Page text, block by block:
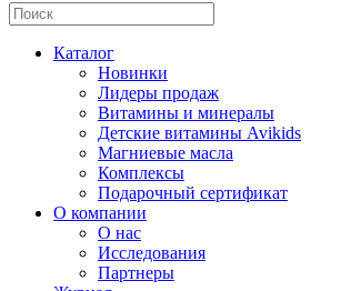
Каталог
Новинки
Лидеры продаж
Витамины и минералы
Детские витамины Avikids
Магниевые масла
Комплексы
Подарочный сертификат
О компании
О нас
Исследования
Партнеры